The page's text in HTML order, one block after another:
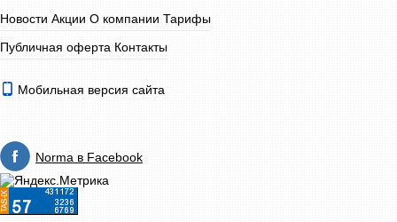
Новости Акции О компании Тарифы
Публичная оферта Контакты
Мобильная версия сайта
Norma в Facebook